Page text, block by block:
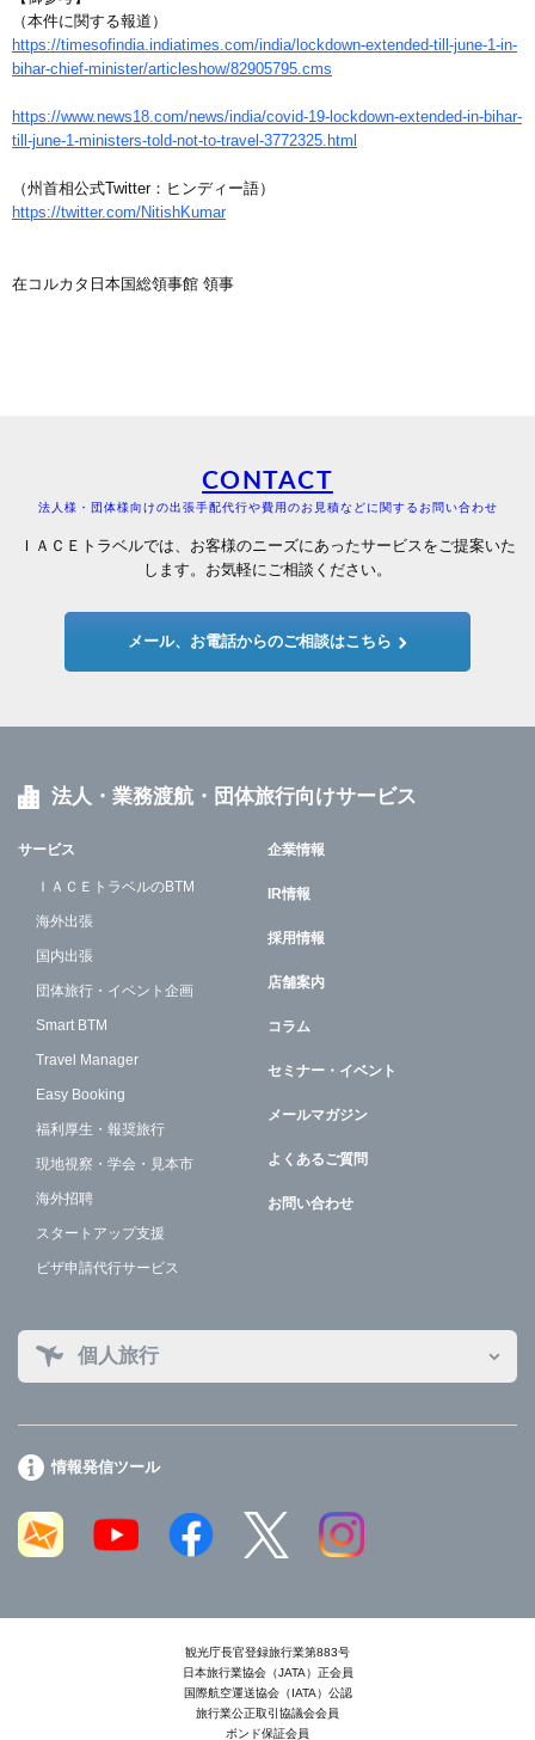
（本件に関する報道）
https://timesofindia.indiatimes.com/india/lockdown-extended-till-june-1-in-
bihar-chief-minister/articleshow/82905795.cms
https://www.news18.com/news/india/covid-19-lockdown-extended-in-bihar-
till-june-1-ministers-told-not-to-travel-3772325.html
（州首相公式Twitter：ヒンディー語）
https://twitter.com/NitishKumar
在コルカタ日本国総領事館 領事
CONTACT
法人様・団体様向けの出張手配代行や費用のお見積などに関するお問い合わせ
ＩＡＣＥトラベルでは、お客様のニーズにあったサービスをご提案いた
します。お気軽にご相談ください。
メール、お電話からのご相談はこちら
法人・業務渡航・団体旅行向けサービス
サービス
ＩＡＣＥトラベルのBTM
海外出張
国内出張
団体旅行・イベント企画
Smart BTM
Travel Manager
Easy Booking
福利厚生・報奨旅行
現地視察・学会・見本市
海外招聘
スタートアップ支援
ビザ申請代行サービス
企業情報
IR情報
採用情報
店舗案内
コラム
セミナー・イベント
メールマガジン
よくあるご質問
お問い合わせ
個人旅行
情報発信ツール
観光庁長官登録旅行業第883号
日本旅行業協会（JATA）正会員
国際航空運送協会（IATA）公認
旅行業公正取引協議会会員
ボンド保証会員